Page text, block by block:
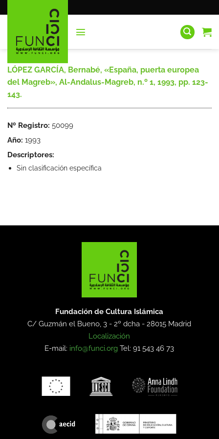
al
LÓPEZ GARCÍA, Bernabé, «España, puerta europea
del Magreb», Al-Andalus-Magreb, n.º 1, 1993, pp. 123-
143.
Nº Registro: 50099
Año: 1993
Descriptores:
Sin clasificación específica
Fundación de Cultura Islámica
C/ Guzmán el Bueno, 3 - 2º dcha -28015 Madrid
Localización
E-mail: info@funci.org Tel: 91 543 46 73